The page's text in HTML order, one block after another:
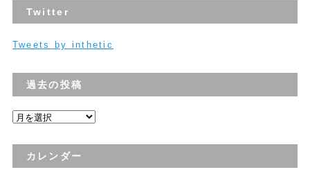
Twitter
Tweets by inthetic
過去の投稿
過
の
カレンダー